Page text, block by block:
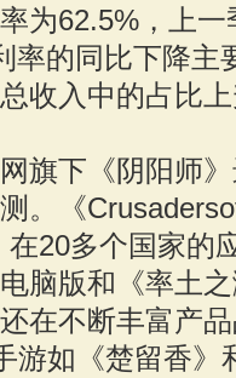
为62.5%，上
率的同比下降主
收入中的占比
旗下《阴阳师
。《
20多个国家的
脑版和《率土
在不断丰富产
游如《楚留香》